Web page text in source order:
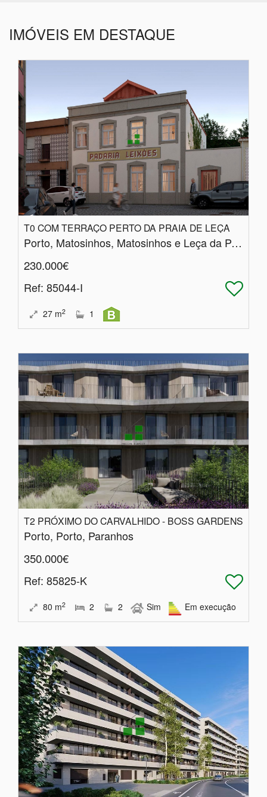
IMÓVEIS EM DESTAQUE
T0 COM TERRAÇO PERTO DA PRAIA DE LEÇA
Porto, Matosinhos, Matosinhos e Leça da Palmeira
230.000€
Ref: 85044-I
27 m2 1
T2 PRÓXIMO DO CARVALHIDO - BOSS GARDENS
Porto, Porto, Paranhos
350.000€
Ref: 85825-K
80 m2 2 2 Sim Em execução